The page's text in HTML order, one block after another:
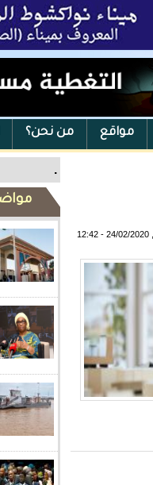
مواقع من نحن؟
.